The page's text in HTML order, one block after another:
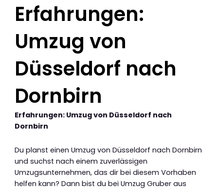
Erfahrungen:
Umzug von
Düsseldorf nach
Dornbirn
Erfahrungen: Umzug von Düsseldorf nach
Dornbirn
Du planst einen Umzug von Düsseldorf nach Dornbirn
und suchst nach einem zuverlässigen
Umzugsunternehmen, das dir bei diesem Vorhaben
helfen kann? Dann bist du bei Umzug Gruber aus